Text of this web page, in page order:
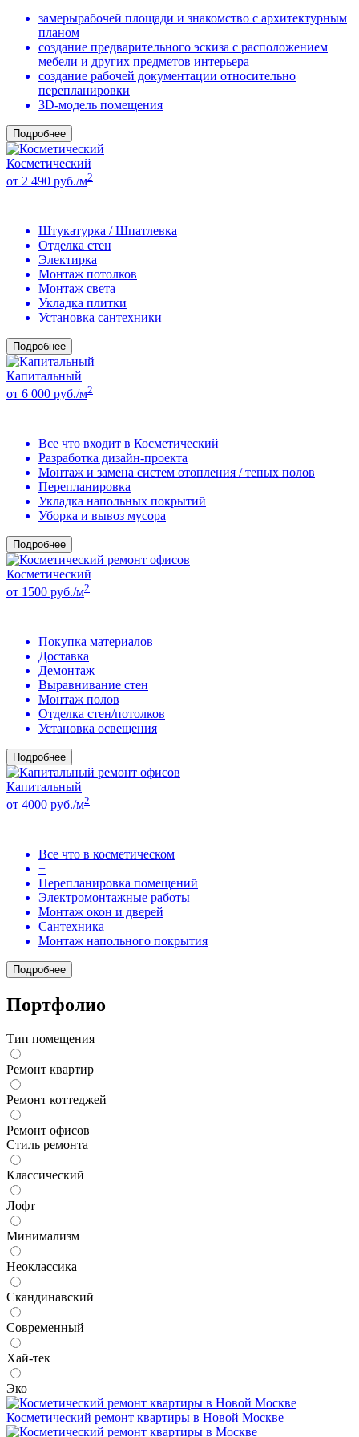
замерырабочей площади и знакомство с архитектурным
планом
создание предварительного эскиза с расположением
мебели и других предметов интерьера
создание рабочей документации относительно
перепланировки
3D-модель помещения
Подробнее
Косметический
от 2 490 руб./м2
Штукатурка / Шпатлевка
Отделка стен
Электирка
Монтаж потолков
Монтаж света
Укладка плитки
Установка сантехники
Подробнее
Капитальный
от 6 000 руб./м2
Все что входит в Косметический
Разработка дизайн-проекта
Монтаж и замена систем отопления / тепых полов
Перепланировка
Укладка напольных покрытий
Уборка и вывоз мусора
Подробнее
Косметический
от 1500 руб./м2
Покупка материалов
Доставка
Демонтаж
Выравнивание стен
Монтаж полов
Отделка стен/потолков
Установка освещения
Подробнее
Капитальный
от 4000 руб./м2
Все что в косметическом
+
Перепланировка помещений
Электромонтажные работы
Монтаж окон и дверей
Сантехника
Монтаж напольного покрытия
Подробнее
Портфолио
Тип помещения
Ремонт квартир
Ремонт коттеджей
Ремонт офисов
Стиль ремонта
Классический
Лофт
Минимализм
Неоклассика
Скандинавский
Современный
Хай-тек
Эко
Косметический ремонт квартиры в Новой Москве